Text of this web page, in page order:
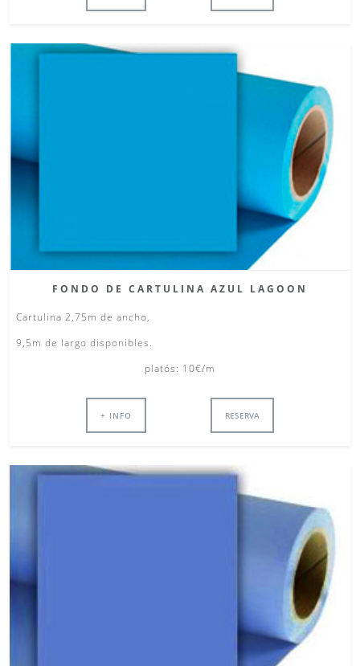
FONDO DE CARTULINA AZUL LAGOON
Cartulina 2,75m de ancho,
9,5m de largo disponibles.
platós: 10€/m
+ INFO RESERVA